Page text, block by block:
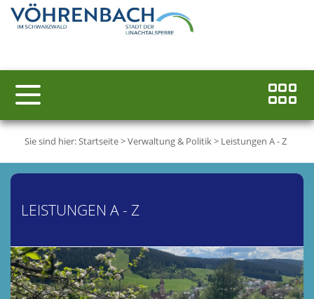
Sie sind hier:Startseite>Verwaltung & Politik> Leistungen A - Z
LEISTUNGEN A - Z